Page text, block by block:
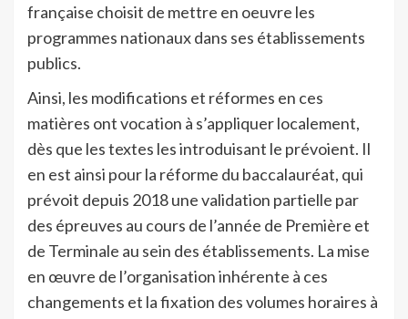
française choisit de mettre en oeuvre les
programmes nationaux dans ses établissements
publics.
Ainsi, les modifications et réformes en ces
matières ont vocation à s’appliquer localement,
dès que les textes les introduisant le prévoient. Il
en est ainsi pour la réforme du baccalauréat, qui
prévoit depuis 2018 une validation partielle par
des épreuves au cours de l’année de Première et
de Terminale au sein des établissements. La mise
en œuvre de l’organisation inhérente à ces
changements et la fixation des volumes horaires à